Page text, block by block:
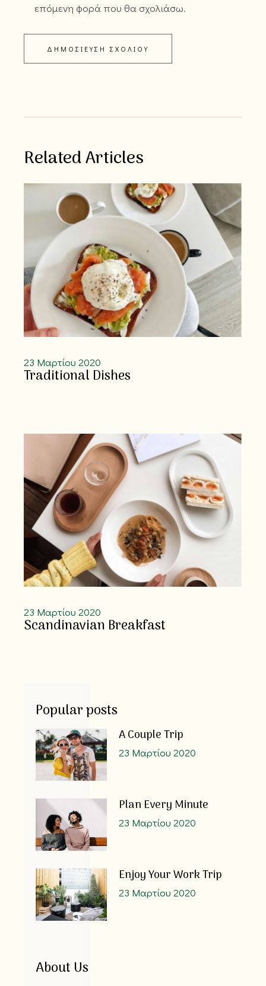
επόμενη φορά που θα σχολιάσω.
ΔΗΜΟΣΊΕΥΣΗ ΣΧΟΛΊΟΥ
Related Articles
23 Μαρτίου 2020
Traditional Dishes
23 Μαρτίου 2020
Scandinavian Breakfast
Popular posts
A Couple Trip
23 Μαρτίου 2020
Plan Every Minute
23 Μαρτίου 2020
Enjoy Your Work Trip
23 Μαρτίου 2020
About Us